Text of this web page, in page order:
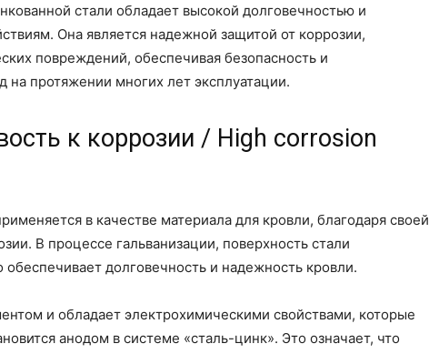
стали обладает высокой долговечностью и
Она является надежной защитой от коррозии,
повреждений, обеспечивая безопасность и
на протяжении многих лет эксплуатации.
к коррозии / High corrosion
в качестве материала для кровли, благодаря своей
В процессе гальванизации, поверхность стали
долговечность и надежность кровли.
и обладает электрохимическими свойствами, которые
анодом в системе «сталь-цинк». Это означает, что